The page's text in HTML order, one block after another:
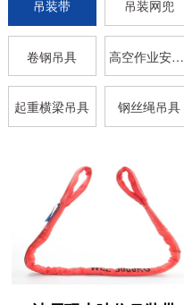
吊装带 吊装网兜
卷钢吊具 高空作业安全带
起重横梁吊具 钢丝绳吊具